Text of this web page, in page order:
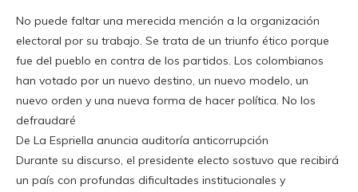
No puede faltar una merecida mención a la organización
electoral por su trabajo. Se trata de un triunfo ético porque
fue del pueblo en contra de los partidos. Los colombianos
han votado por un nuevo destino, un nuevo modelo, un
nuevo orden y una nueva forma de hacer política. No los
defraudaré
De La Espriella anuncia auditoría anticorrupción
Durante su discurso, el presidente electo sostuvo que recibirá
un país con profundas dificultades institucionales y